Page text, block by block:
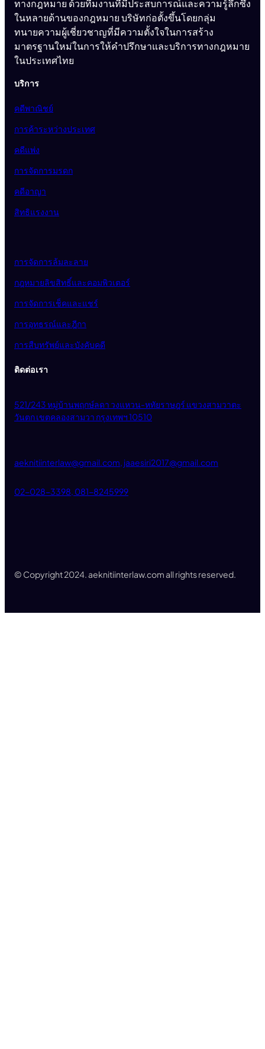
ทางกฎหมาย ด้วยทีมงานที่มีประสบการณ์และความรู้ลึกซึ้ง
ในหลายด้านของกฎหมาย บริษัทก่อตั้งขึ้นโดยกลุ่ม
ทนายความผู้เชี่ยวชาญที่มีความตั้งใจในการสร้าง
มาตรฐานใหม่ในการให้คำปรึกษาและบริการทางกฎหมาย
ในประเทศไทย
บริการ
คดีพาณิชย์
การค้าระหว่างประเทศ
คดีแพ่ง
การจัดการมรดก
คดีอาญา
สิทธิแรงงาน
การจัดการล้มละลาย
กฎหมายลิขสิทธิ์และคอมพิวเตอร์
การจัดการเช็คและแชร์
การอุทธรณ์และฎีกา
การสืบทรัพย์และบังคับคดี
ติดต่อเรา
521/243 หมู่บ้านพฤกษ์ลดา วงแหวน-หทัยราษฎร์ แขวงสามวาตะ
วันตก เขตคลองสามวา กรุงเทพฯ 10510
aeknitiinterlaw@gmail.com, jaaesiri2017@gmail.com
02-028-3398, 081-8245999
© Copyright 2024. aeknitiinterlaw.com all rights reserved.